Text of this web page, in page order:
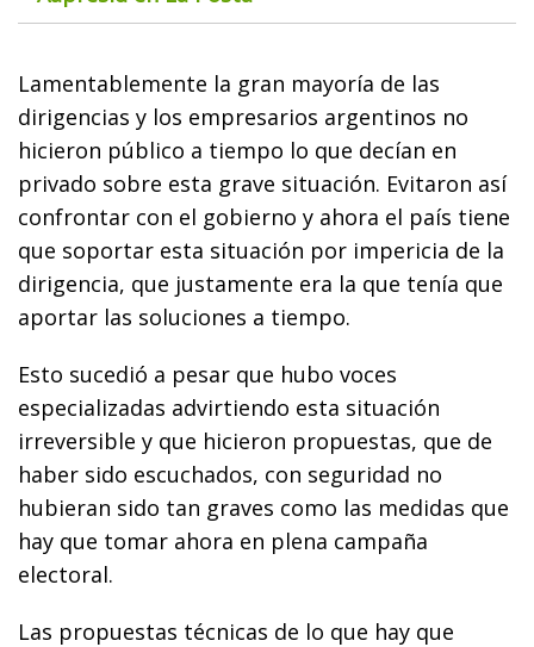
Lamentablemente la gran mayoría de las
dirigencias y los empresarios argentinos no
hicieron público a tiempo lo que decían en
privado sobre esta grave situación. Evitaron así
confrontar con el gobierno y ahora el país tiene
que soportar esta situación por impericia de la
dirigencia, que justamente era la que tenía que
aportar las soluciones a tiempo.
Esto sucedió a pesar que hubo voces
especializadas advirtiendo esta situación
irreversible y que hicieron propuestas, que de
haber sido escuchados, con seguridad no
hubieran sido tan graves como las medidas que
hay que tomar ahora en plena campaña
electoral.
Las propuestas técnicas de lo que hay que